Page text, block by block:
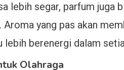
lebih segar, parfum juga
yang pas akan
berenergi dalam
Olahraga